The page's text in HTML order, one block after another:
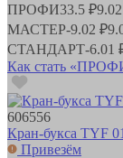
ПРОФИ33.5 ₽
МАСТЕР-9.02 ₽
СТАНДАРТ-6.01
Как стать
606556
Кран-букса TYF
Привезём